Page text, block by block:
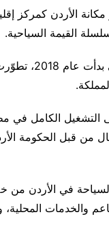
الأردن كمركز
القيمة السياحية.
وأضاف أن
الكامل في
من قبل الحكومة
في الأردن من
والخدمات